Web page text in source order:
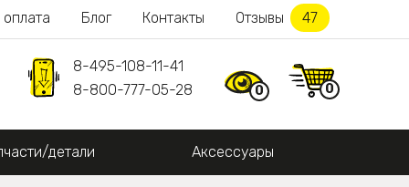
Блог Контакты Отзывы 47
8-495-108-11-41
8-800-777-05-28
0 0
детали Аксессуары